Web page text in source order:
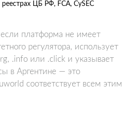
реестрах ЦБ РФ, FCA, CySEC
если платформа не имеет
регулятора, использует
.info или .click и указывает
в Аргентине — это
соответствует всем этим